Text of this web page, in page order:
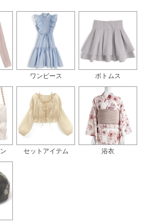
ワンピース ボトムス
セットアイテム 浴衣